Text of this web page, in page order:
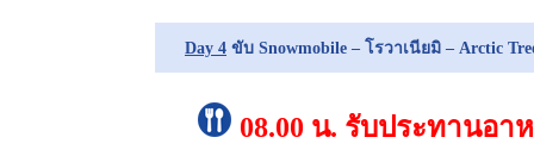
Day 4 ขับ Snowmobile – โรวาเนียมิ – Arctic
08.00 น. รับประทานอา